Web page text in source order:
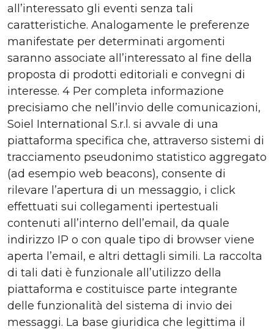
all’interessato gli eventi senza tali
caratteristiche. Analogamente le preferenze
manifestate per determinati argomenti
saranno associate all’interessato al fine della
proposta di prodotti editoriali e convegni di
interesse. 4 Per completa informazione
precisiamo che nell’invio delle comunicazioni,
Soiel International S.r.l. si avvale di una
piattaforma specifica che, attraverso sistemi di
tracciamento pseudonimo statistico aggregato
(ad esempio web beacons), consente di
rilevare l’apertura di un messaggio, i click
effettuati sui collegamenti ipertestuali
contenuti all’interno dell’email, da quale
indirizzo IP o con quale tipo di browser viene
aperta l’email, e altri dettagli simili. La raccolta
di tali dati è funzionale all’utilizzo della
piattaforma e costituisce parte integrante
delle funzionalità del sistema di invio dei
messaggi. La base giuridica che legittima il